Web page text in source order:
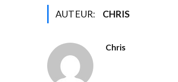
AUTEUR: CHRIS
Chris